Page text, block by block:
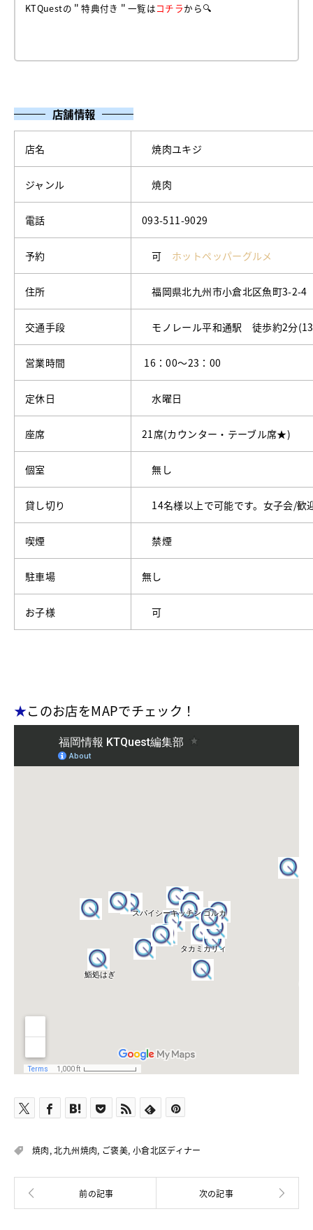
KTQuestの＂特典付き＂一覧はコチラから🔍
店舗情報
店名 焼肉ユキジ
ジャンル 焼肉
電話 093-511-9029
予約 可 ホットペッパーグルメ
住所 福岡県北九州市小倉北区魚町3-
交通手段 モノレール平和通駅 徒歩約2分
営業時間 16：00～23：00
定休日 水曜日
座席 21席(カウンター・テーブル席★)
個室 無し
貸し切り 14名様以上で可能です。女子会/歓
喫煙 禁煙
駐車場 無し
お子様 可
★このお店をMAPでチェック！
焼肉,北九州焼肉, ご褒美, 小倉北区ディナー